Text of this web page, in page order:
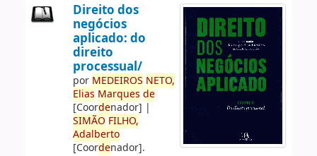
Direito dos
negócios
aplicado: do
direito
processual/
por MEDEIROS NETO,
Elias Marques de
[Coordenador] |
SIMÃO FILHO,
Adalberto
[Coordenador].